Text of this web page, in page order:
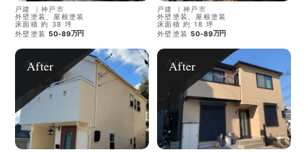
戸建 ｜神戸市
外壁塗装、屋根塗装
床面積 約 38 坪
外壁塗装 50-89万円
戸建 ｜神戸市
外壁塗装、屋根塗装
床面積 約 18 坪
外壁塗装 50-89万円
After After